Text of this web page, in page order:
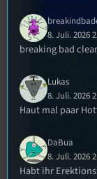
Etwas
Highlights
2026.
01:21:17 –
Disney+ Ist
8. Juli. 2026
breaking bad
Lukas
8. Juli. 2026
Haut mal paar
DaBua
8. Juli. 2026
Habt ihr